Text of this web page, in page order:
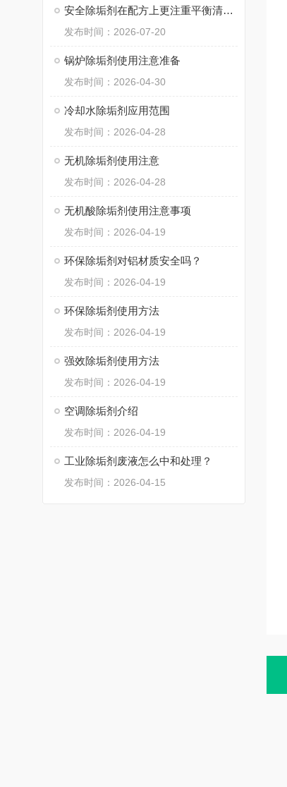
安全除垢剂在配方上更注重平衡清洁能力与安全性
发布时间：2026-07-20
锅炉除垢剂使用注意准备
发布时间：2026-04-30
冷却水除垢剂应用范围
发布时间：2026-04-28
无机除垢剂使用注意
发布时间：2026-04-28
无机酸除垢剂使用注意事项
发布时间：2026-04-19
环保除垢剂对铝材质安全吗？
发布时间：2026-04-19
环保除垢剂使用方法
发布时间：2026-04-19
强效除垢剂使用方法
发布时间：2026-04-19
空调除垢剂介绍
发布时间：2026-04-19
工业除垢剂废液怎么中和处理？
发布时间：2026-04-15